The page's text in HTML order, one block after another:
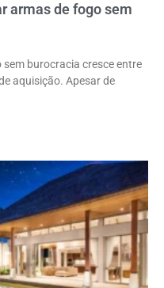
armas de fogo sem
burocracia cresce entre
aquisição. Apesar de